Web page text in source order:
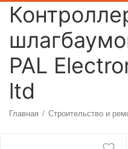
PAL
ltd
Главная / Строительство и